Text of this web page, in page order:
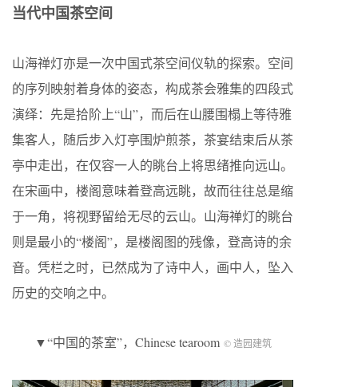
当代中国茶空间
山海禅灯亦是一次中国式茶空间仪轨的探索。空间
的序列映射着身体的姿态，构成茶会雅集的四段式
演绎：先是拾阶上“山”，而后在山腰围榻上等待雅
集客人，随后步入灯亭围炉煎茶，茶宴结束后从茶
亭中走出，在仅容一人的眺台上将思绪推向远山。
在宋画中，楼阁意味着登高远眺，故而往往总是缩
于一角，将视野留给无尽的云山。山海禅灯的眺台
则是最小的“楼阁”，是楼阁图的残像，登高诗的余
音。凭栏之时，已然成为了诗中人，画中人，坠入
历史的交响之中。
▼“中国的茶室”，Chinese tearoom © 造园建筑